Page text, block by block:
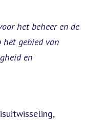
het beheer en de
het gebied van
en